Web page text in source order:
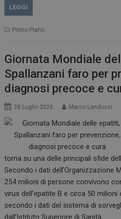
LEGGI
Primo Piano
Giornata Mondiale
Spallanzani faro per
diagnosi precoce e
28 Luglio 2026 Marco Landucci
torna su una delle principali sfide
Secondo i dati dell’Organizzazione
254 milioni di persone convivono
virus dell’epatite B e circa 50 milioni
secondo i dati del sistema di
dall’Istituto Superiore di Sanità,…